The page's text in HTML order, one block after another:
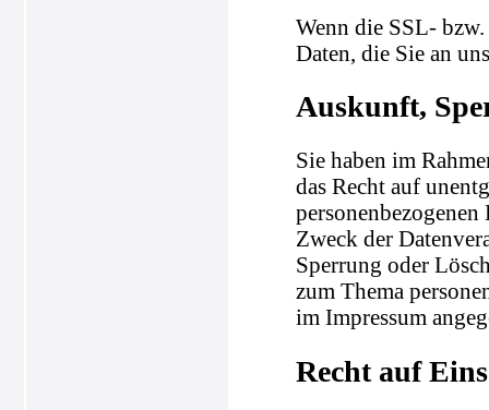
Wenn die SSL-
Daten, die Sie an
Auskunft,
Sie haben im
das Recht auf
Zweck der
Sperrung oder
zum Thema
im Impressum
Recht auf